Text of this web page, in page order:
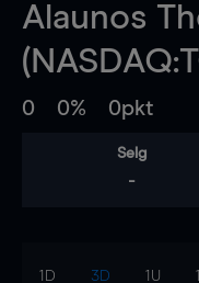
Alaunos
0 0% 0pkt
Selg
-
1D 3D 1U